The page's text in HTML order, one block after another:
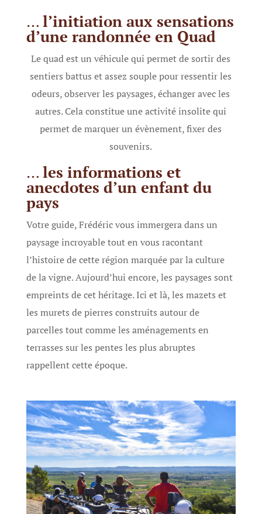
… l’initiation aux sensations
d’une randonnée en Quad
Le quad est un véhicule qui permet de sortir des
sentiers battus et assez souple pour ressentir les
odeurs, observer les paysages, échanger avec les
autres. Cela constitue une activité insolite qui
permet de marquer un évènement, fixer des
souvenirs.
… les informations et
anecdotes d’un enfant du
pays
Votre guide, Frédéric vous immergera dans un
paysage incroyable tout en vous racontant
l’histoire de cette région marquée par la culture
de la vigne. Aujourd’hui encore, les paysages sont
empreints de cet héritage. Ici et là, les mazets et
les murets de pierres construits autour de
parcelles tout comme les aménagements en
terrasses sur les pentes les plus abruptes
rappellent cette époque.